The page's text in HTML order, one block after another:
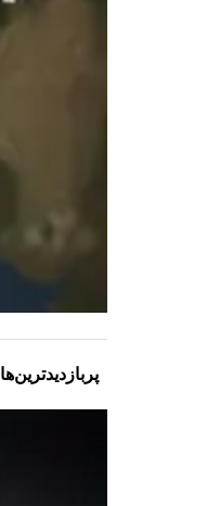
پربازدیدترین‌ها